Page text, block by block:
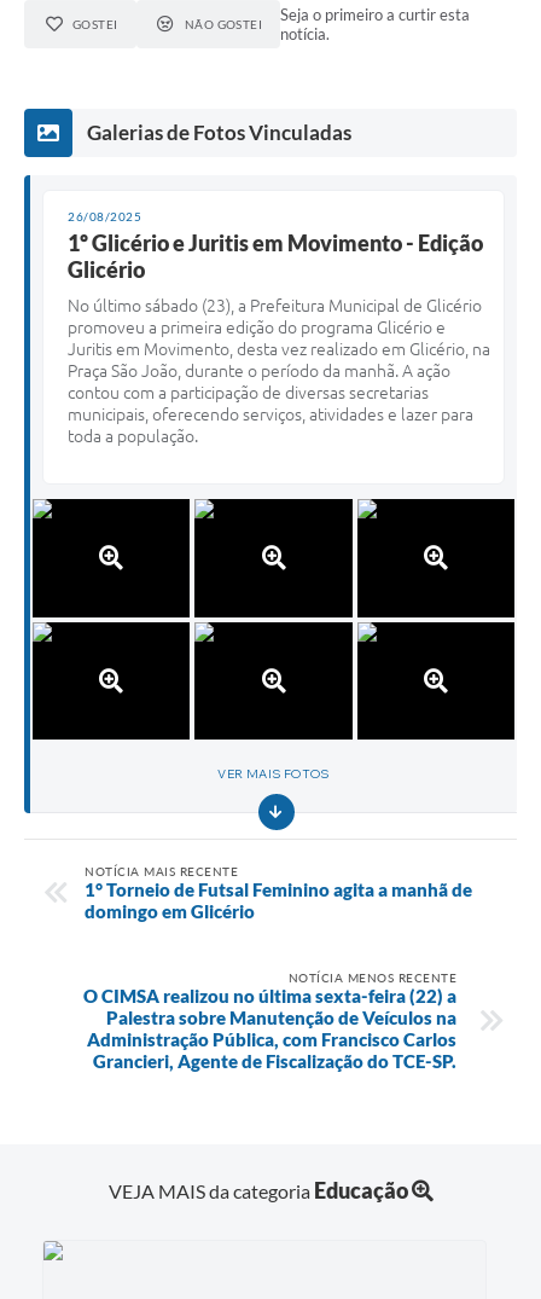
GOSTEI NÃO GOSTEI
Seja o primeiro a curtir esta
notícia.
Galerias de Fotos Vinculadas
26/08/2025
1º Glicério e Juritis em Movimento - Edição
Glicério
No último sábado (23), a Prefeitura Municipal de Glicério
promoveu a primeira edição do programa Glicério e
Juritis em Movimento, desta vez realizado em Glicério, na
Praça São João, durante o período da manhã. A ação
contou com a participação de diversas secretarias
municipais, oferecendo serviços, atividades e lazer para
toda a população.
VER MAIS FOTOS
NOTÍCIA MAIS RECENTE
1° Torneio de Futsal Feminino agita a manhã de
domingo em Glicério
NOTÍCIA MENOS RECENTE
O CIMSA realizou no última sexta-feira (22) a
Palestra sobre Manutenção de Veículos na
Administração Pública, com Francisco Carlos
Grancieri, Agente de Fiscalização do TCE-SP.
VEJA MAIS da categoria Educação